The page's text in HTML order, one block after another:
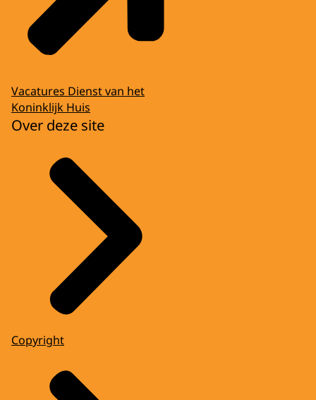
Vacatures Dienst van het
Koninklijk Huis
Over deze site
Copyright